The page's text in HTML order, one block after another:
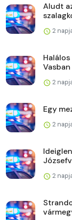
Aludt
2
Vasban
2
Egy
2
2